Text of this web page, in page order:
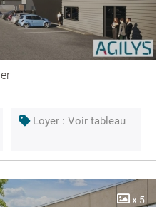
Loyer : Voir tableau
x 5